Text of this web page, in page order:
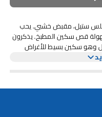
ستيل، مقبض خشبي. يحب
قص سكين المطبخ. يذكرون
وهو سكين بسيط للأغراض
الصلب.